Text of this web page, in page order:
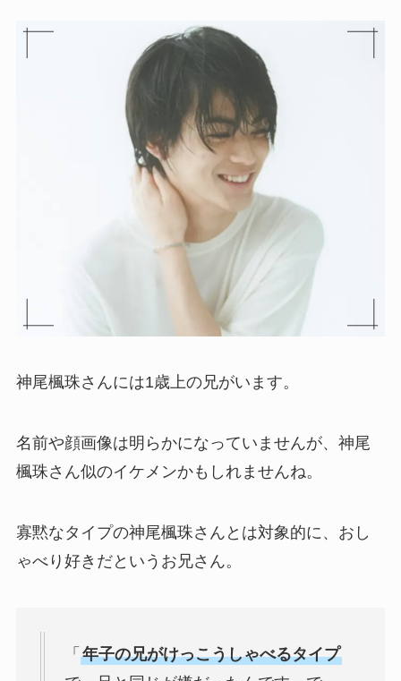
神尾楓珠さんには1歳上の兄がいます。
名前や顔画像は明らかになっていませんが、神尾
楓珠さん似のイケメンかもしれませんね。
寡黙なタイプの神尾楓珠さんとは対象的に、おし
ゃべり好きだというお兄さん。
「 年子の兄がけっこうしゃべるタイプ